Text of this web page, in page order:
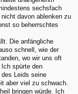
sechsfach
davon ablenken zu
so beherrschtes
Die anfängliche
schnell, wie der
wo wir uns oft
spürte den
des Leids seine
aber viel zu schwach.
bringen würde. Ich